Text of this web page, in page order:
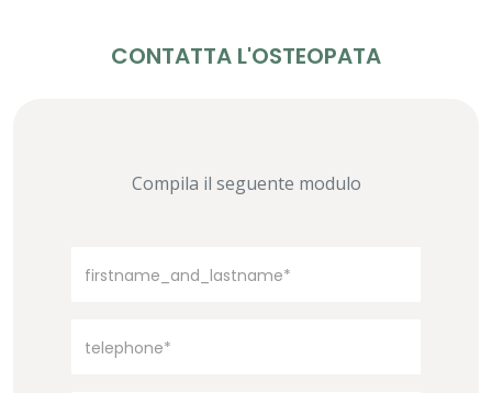
CONTATTA L'OSTEOPATA
Compila il seguente modulo